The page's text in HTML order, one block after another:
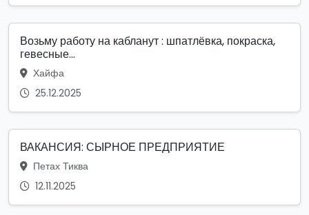
Возьму работу на кабланут : шпатлёвка, покраска,
гевесные...
Хайфа
25.12.2025
ВАКАНСИЯ: СЫРНОЕ ПРЕДПРИЯТИЕ
Петах Тиква
12.11.2025